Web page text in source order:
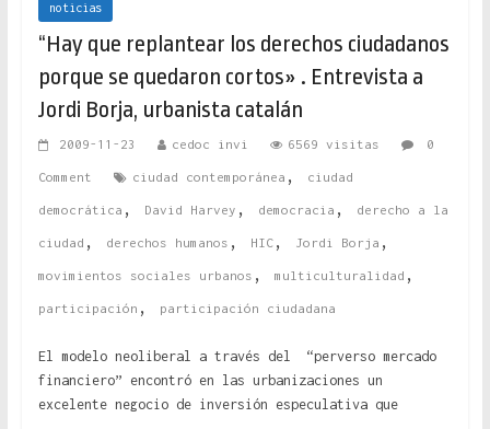
noticias
“Hay que replantear los derechos ciudadanos
porque se quedaron cortos» . Entrevista a
Jordi Borja, urbanista catalán
2009-11-23 cedoc invi 6569 visitas 0
Comment ciudad contemporánea , ciudad
democrática , David Harvey , democracia , derecho a la
ciudad , derechos humanos , HIC, Jordi Borja ,
movimientos sociales urbanos , multiculturalidad ,
participación , participación ciudadana
El modelo neoliberal a través del “perverso mercado
financiero” encontró en las urbanizaciones un
excelente negocio de inversión especulativa que